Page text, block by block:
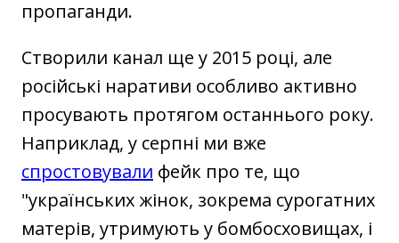
пропаганди.
Створили канал ще у 2015 році, але
російські наративи особливо активно
просувають протягом останнього року.
Наприклад, у серпні ми вже
спростовували фейк про те, що
"українських жінок, зокрема сурогатних
матерів, утримують у бомбосховищах, і